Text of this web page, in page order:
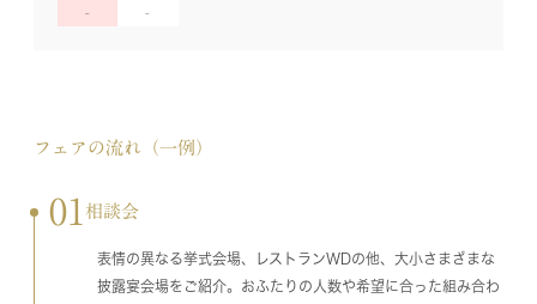
フェアの流れ（一例）
01 相談会
表情の異なる挙式会場、レストランWDの他、大小さまざまな
披露宴会場をご紹介。おふたりの人数や希望に合った組み合わ